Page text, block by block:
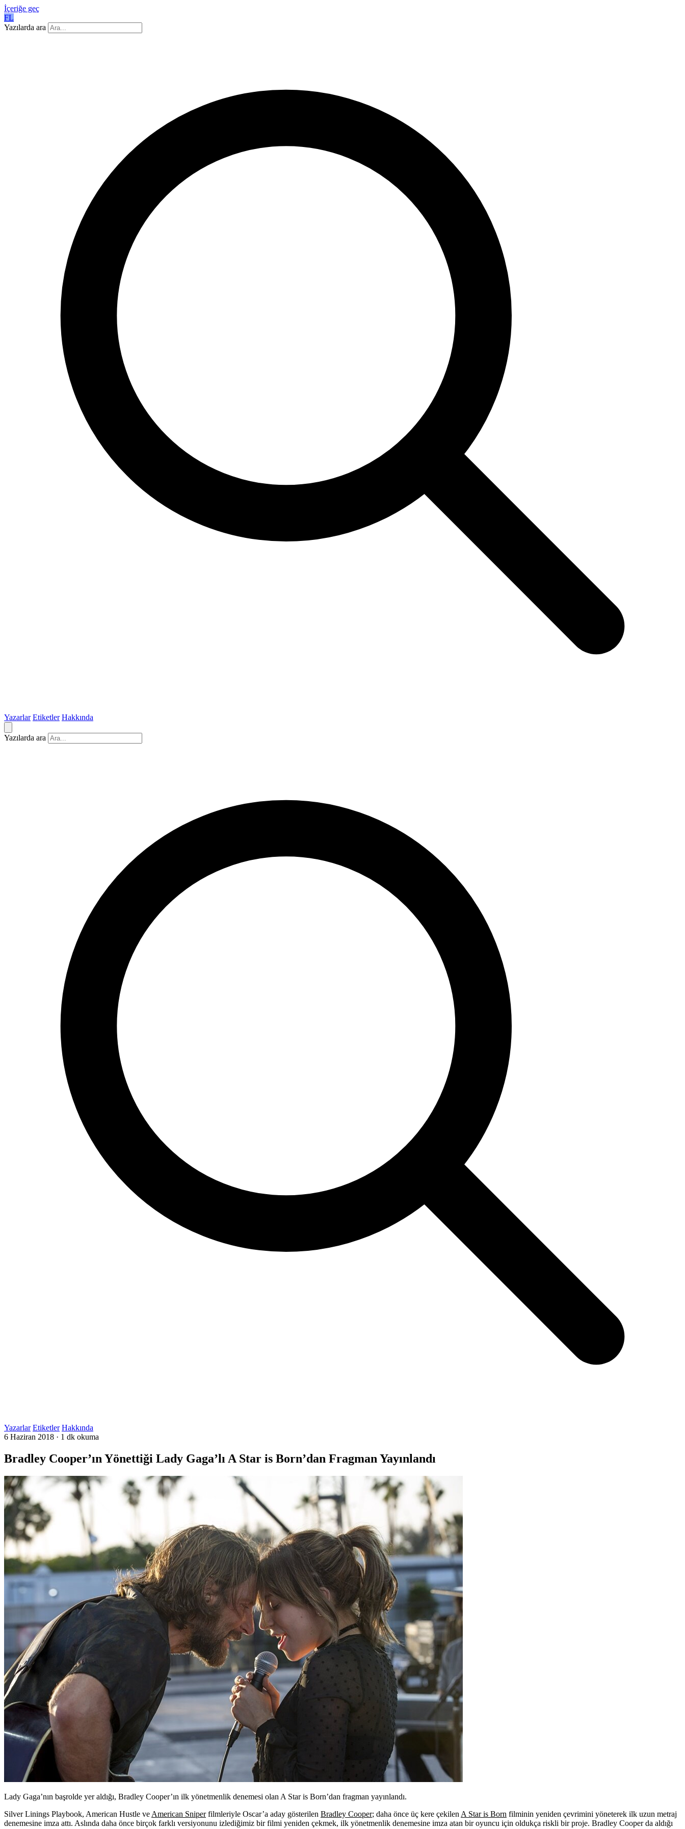
İçeriğe geç
FL
Yazılarda ara
Yazarlar Etiketler Hakkında
Yazılarda ara
Yazarlar Etiketler Hakkında
6 Haziran 2018 · 1 dk okuma
Bradley Cooper’ın Yönettiği Lady Gaga’lı A Star is Born’dan Fragman Yayınlandı
Lady Gaga’nın başrolde yer aldığı, Bradley Cooper’ın ilk yönetmenlik denemesi olan A Star is Born’dan fragman yayınlandı.
Silver Linings Playbook, American Hustle ve American Sniperfilmleriyle Oscar’a aday gösterilen Bradley Cooper; daha önce üç kere çekilen A Star is Born filminin yeniden çevrimini yöneterek ilk uzun metraj
denemesine imza attı. Aslında daha önce birçok farklı versiyonunu izlediğimiz bir filmi yeniden çekmek, ilk yönetmenlik denemesine imza atan bir oyuncu için oldukça riskli bir proje. Bradley Cooper da aldığı